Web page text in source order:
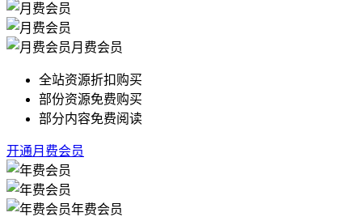
月费会员
全站资源折扣购买
部份资源免费购买
部分内容免费阅读
开通月费会员
年费会员